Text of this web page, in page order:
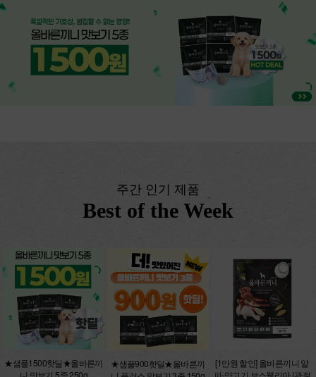
주간 인기 제품
Best of the Week
★샘플1500핫딜★올바른끼
★샘플900핫딜★올바른끼
[1만원 할인] 올바른끼니 알